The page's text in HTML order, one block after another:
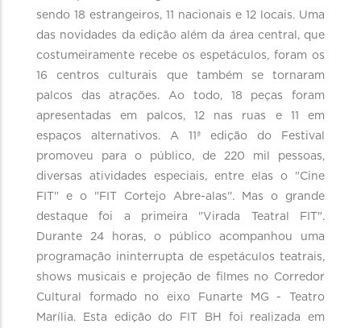
sendo 18 estrangeiros, 11 nacionais e 12 locais. Uma
das novidades da edição além da área central, que
costumeiramente recebe os espetáculos, foram os
16 centros culturais que também se tornaram
palcos das atrações. Ao todo, 18 peças foram
apresentadas em palcos, 12 nas ruas e 11 em
espaços alternativos. A 11ª edição do Festival
promoveu para o público, de 220 mil pessoas,
diversas atividades especiais, entre elas o "Cine
FIT" e o "FIT Cortejo Abre-alas''. Mas o grande
destaque foi a primeira "Virada Teatral FIT".
Durante 24 horas, o público acompanhou uma
programação ininterrupta de espetáculos teatrais,
shows musicais e projeção de filmes no Corredor
Cultural formado no eixo Funarte MG - Teatro
Marília. Esta edição do FIT BH foi realizada em